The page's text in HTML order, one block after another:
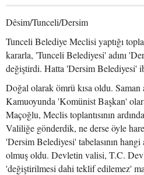
Dêsim/Tunceli/Dersim
Tunceli Belediye Meclisi yaptığı
kararla, 'Tunceli Belediyesi' adını
değiştirdi. Hatta 'Dersim Belediyesi'
Doğal olarak ömrü kısa oldu.
Kamuoyunda 'Komünist Başkan'
Maçoğlu, Meclis toplantısının
Valiliğe gönderdik, ne derse öyle
'Dersim Belediyesi' tabelasının hangi
olmuş oldu. Devletin valisi, T.C.
'değiştirilmesi dahi teklif edilemez'